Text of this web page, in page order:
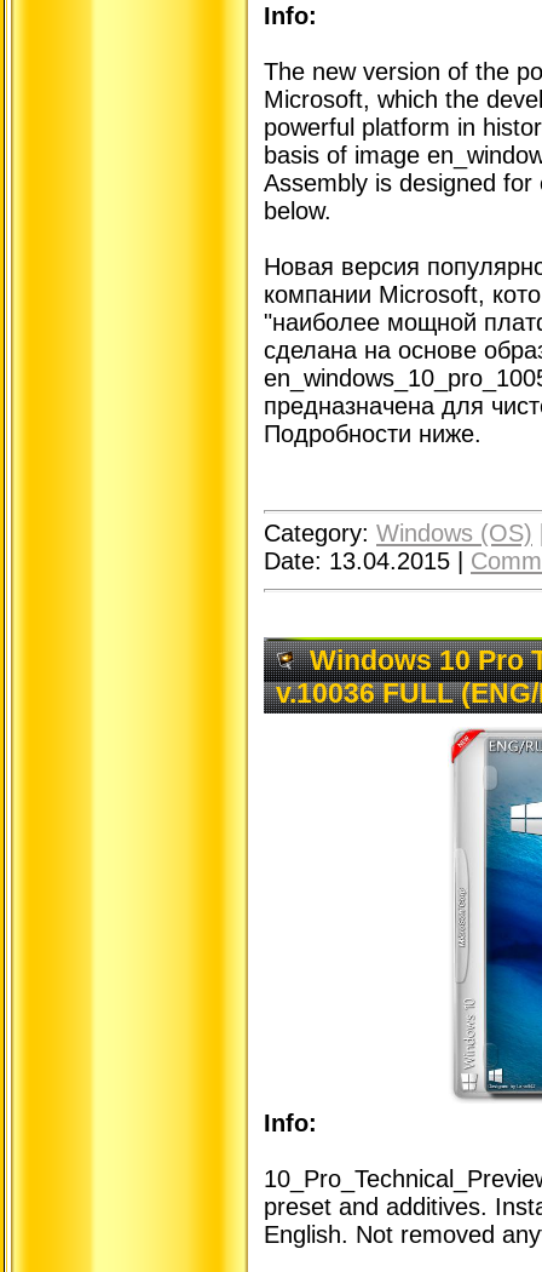
Info:
The new version of the
Microsoft, which the
powerful platform in
basis of image
Assembly is designed
below.
Новая версия
компании Microsoft,
"наиболее мощной
сделана на основе
предназначена для
Подробности ниже.
Category: Windows (OS)
Date: 13.04.2015
Windows 10 Pro
v.10036 FULL
Info:
preset and additives.
English. Not removed